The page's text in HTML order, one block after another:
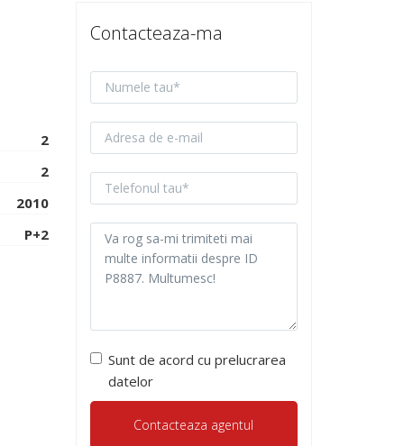
2
2
2010
P+2
Contacteaza-ma
Sunt de acord cu prelucrarea
datelor